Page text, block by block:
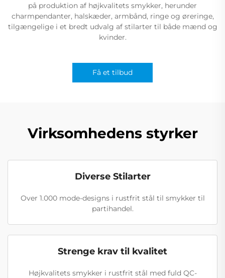
på produktion af højkvalitets smykker, herunder
charmpendanter, halskæder, armbånd, ringe og øreringe,
tilgængelige i et bredt udvalg af stilarter til både mænd og
kvinder.
Få et tilbud
Virksomhedens styrker
Diverse Stilarter
Over 1.000 mode-designs i rustfrit stål til smykker til
partihandel.
Strenge krav til kvalitet
Højkvalitets smykker i rustfrit stål med fuld QC-